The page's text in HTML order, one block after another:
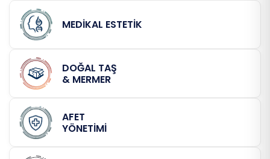
MEDİKAL ESTETİK
DOĞAL TAŞ
& MERMER
AFET
YÖNETİMİ